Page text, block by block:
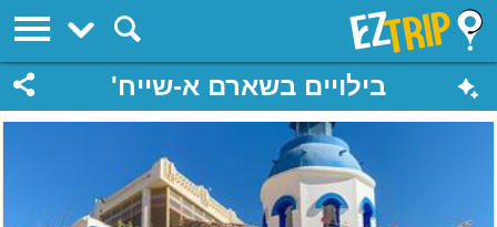
EZTrip
בילויים בשארם א-שייח'